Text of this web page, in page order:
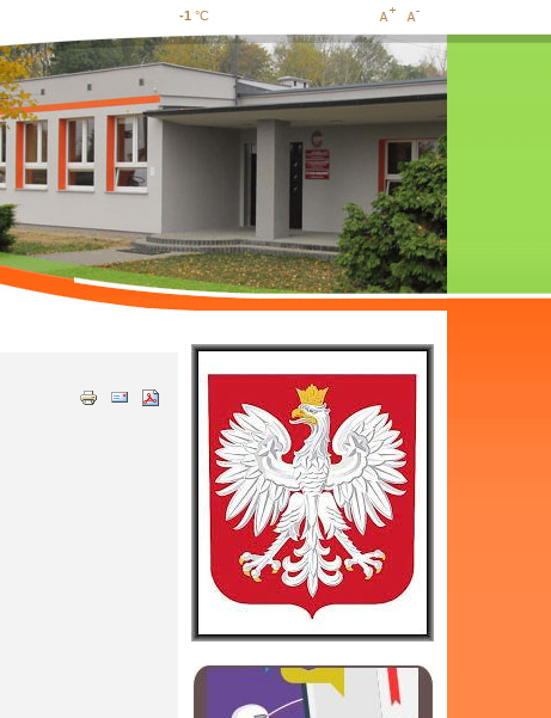
-1 °C Increase
font size
Decrease
font size